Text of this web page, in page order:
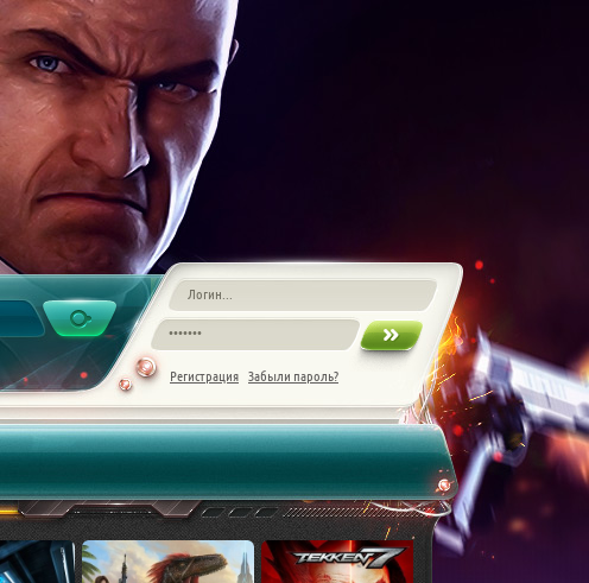
Регистрация Забыли пароль?